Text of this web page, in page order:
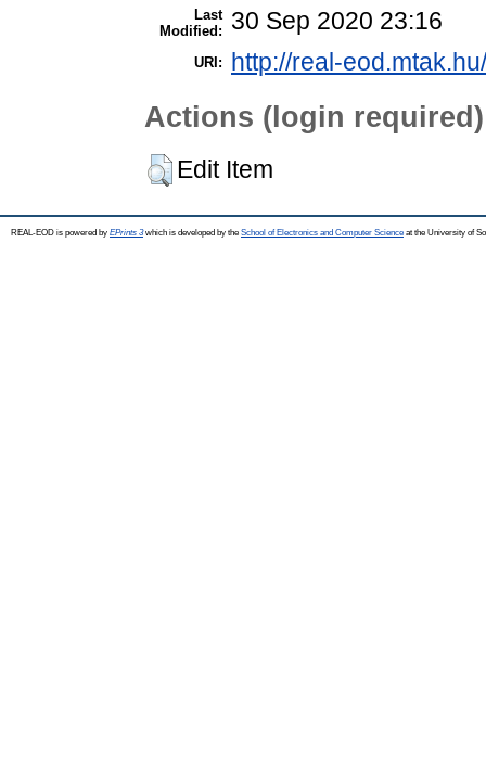
Last
Modified:
30 Sep 2020 23:16
URI: http://real-
Actions (login required)
Edit Item
REAL-EOD is powered by EPrints 3which is developed by the School of Electronics and Computer Science at the University of